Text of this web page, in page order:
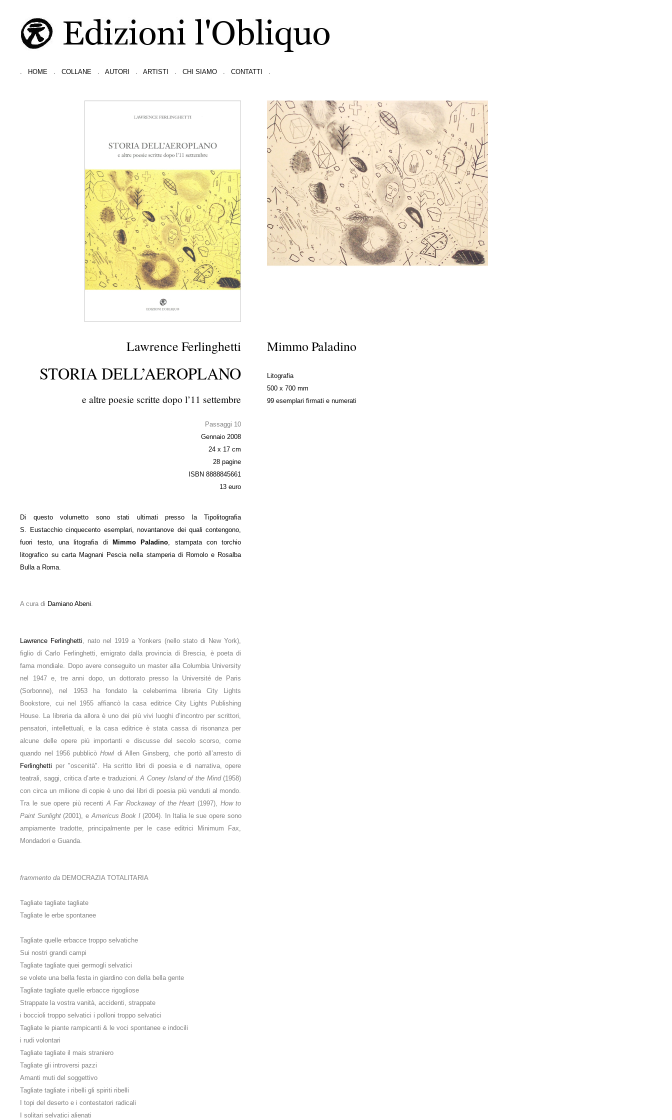
. HOME . COLLANE . AUTORI . ARTISTI . CHI SIAMO . CONTATTI .
Lawrence Ferlinghetti
STORIA DELL’AEROPLANO
e altre poesie scritte dopo l’11 settembre
Passaggi 10
Gennaio 2008
24 x 17 cm
28 pagine
ISBN 8888845661
13 euro
Di questo volumetto sono stati ultimati presso la Tipolitografia
S. Eustacchio cinquecento esemplari, novantanove dei quali contengono,
fuori testo, una litografia di
Mimmo Paladino , stampata con torchio
litografico su carta Magnani Pescia nella stamperia di Romolo e Rosalba
Bulla a Roma.
A cura di Damiano Abeni.
Lawrence Ferlinghetti, nato nel 1919 a Yonkers (nello stato di New York),
figlio di Carlo Ferlinghetti, emigrato dalla provincia di Brescia, è poeta di
fama mondiale. Dopo avere conseguito un master alla Columbia University
nel 1947 e, tre anni dopo, un dottorato presso la Université de Paris
(Sorbonne), nel 1953 ha fondato la celeberrima libreria City Lights
Bookstore, cui nel 1955 affiancò la casa editrice City Lights Publishing
House. La libreria da allora è uno dei più vivi luoghi d’incontro per scrittori,
pensatori, intellettuali, e la casa editrice è stata cassa di risonanza per
alcune delle opere più importanti e discusse del secolo scorso, come
quando nel 1956 pubblicòHowl di Allen Ginsberg, che portò all’arresto di
Ferlinghetti per "oscenità". Ha scritto libri di poesia e di narrativa, opere
teatrali, saggi, critica d’arte e traduzioni.A Coney Island of the Mind(1958)
con circa un milione di copie è uno dei libri di poesia più venduti al mondo.
Tra le sue opere più recentiA Far Rockaway of the Heart (1997), How to
Paint Sunlight(2001), eAmericus Book I(2004). In Italia le sue opere sono
ampiamente tradotte, principalmente per le case editrici Minimum Fax,
Mondadori e Guanda.
frammento da DEMOCRAZIA TOTALITARIA
Tagliate tagliate tagliate
Tagliate le erbe spontanee
Tagliate quelle erbacce troppo selvatiche
Sui nostri grandi campi
Tagliate tagliate quei germogli selvatici
se volete una bella festa in giardino con della bella gente
Tagliate tagliate quelle erbacce rigogliose
Strappate la vostra vanità, accidenti, strappate
i boccioli troppo selvatici i polloni troppo selvatici
Tagliate le piante rampicanti & le voci spontanee e indocili
i rudi volontari
Tagliate tagliate il mais straniero
Tagliate gli introversi pazzi
Amanti muti del soggettivo
Tagliate tagliate i ribelli gli spiriti ribelli
I topi del deserto e i contestatori radicali
I solitari selvatici alienati
Mimmo Paladino
Litografia
500 x 700 mm
99 esemplari firmati e numerati